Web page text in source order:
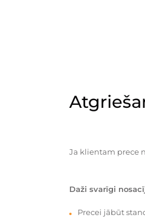
Ja klientam prece
Daži svarīgi
Precei jābūt